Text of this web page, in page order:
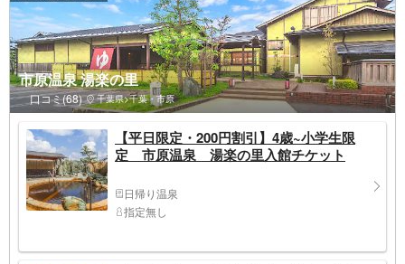
市原温泉 湯楽の里
口コミ(68) 千葉県>千葉・市原
【平日限定・200円割引】4歳~小学生限
定 市原温泉 湯楽の里入館チケット
日帰り温泉
指定無し